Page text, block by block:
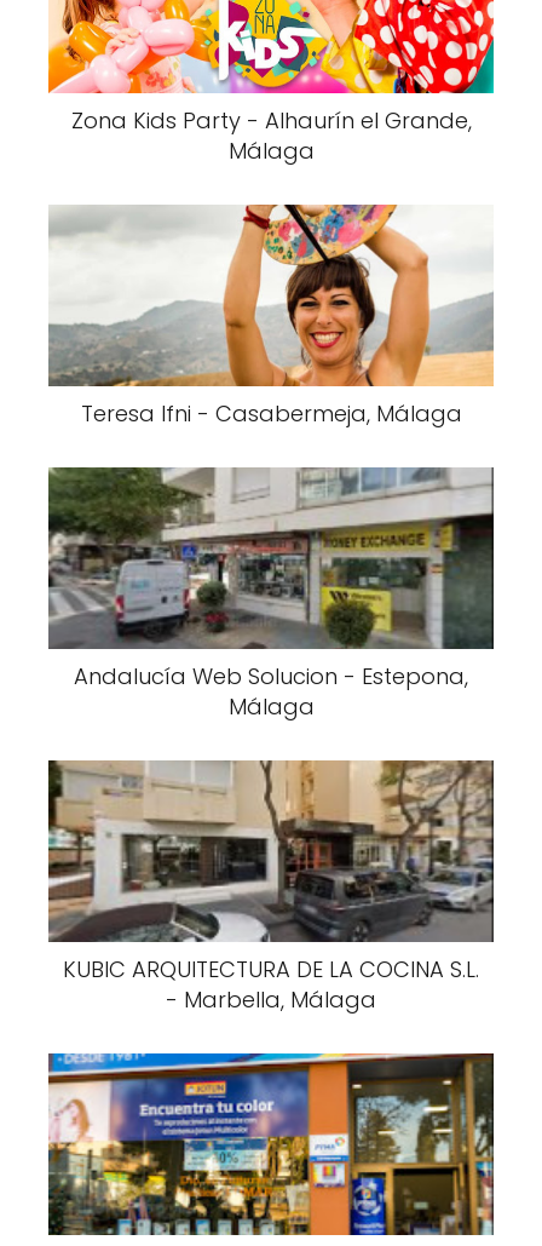
Zona Kids Party - Alhaurín el Grande,
Málaga
Teresa Ifni - Casabermeja, Málaga
Andalucía Web Solucion - Estepona,
Málaga
KUBIC ARQUITECTURA DE LA COCINA S.L.
- Marbella, Málaga